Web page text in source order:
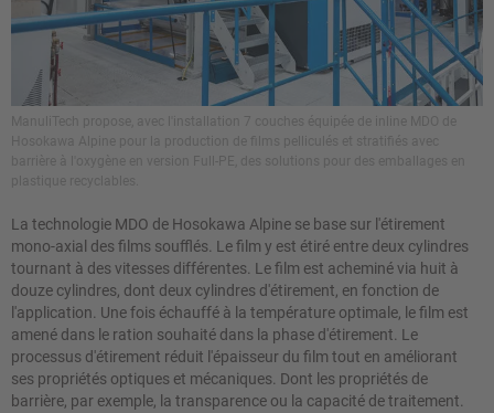
La technologie MDO de Hosokawa Alpine se base sur l'étirement
mono-axial des films soufflés. Le film y est étiré entre deux cylindres
tournant à des vitesses différentes. Le film est acheminé via huit à
douze cylindres, dont deux cylindres d'étirement, en fonction de
l'application. Une fois échauffé à la température optimale, le film est
amené dans le ration souhaité dans la phase d'étirement. Le
processus d'étirement réduit l'épaisseur du film tout en améliorant
ses propriétés optiques et mécaniques. Dont les propriétés de
barrière, par exemple, la transparence ou la capacité de traitement.